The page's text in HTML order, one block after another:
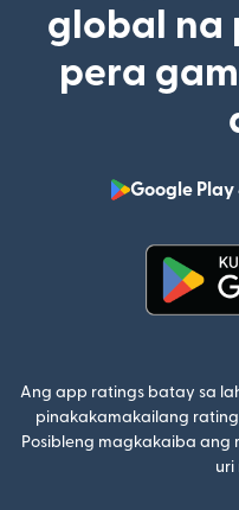
global na
pera
Google Play
Ang app ratings batay sa
pinakakamakailang
Posibleng magkakaiba ang
uri